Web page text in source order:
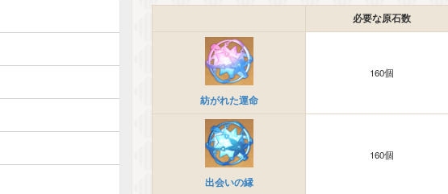
必要な原石数
紡がれた運命
160個
出会いの縁
160個